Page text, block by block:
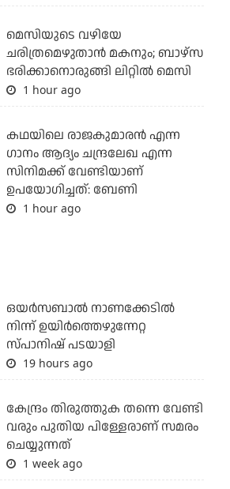
മെസിയുടെ വഴിയേ
ചരിത്രമെഴുതാന്‍ മകനും; ബാഴ്‌സ
ഭരിക്കാനൊരുങ്ങി ലിറ്റില്‍ മെസി
1 hour ago
കഥയിലെ രാജകുമാരൻ എന്ന
ഗാനം ആദ്യം ചന്ദ്രലേഖ എന്ന
സിനിമക്ക് വേണ്ടിയാണ്
ഉപയോഗിച്ചത്: ബേണി
1 hour ago
ഒയര്‍സബാൽ നാണക്കേടിൽ
നിന്ന് ഉയിർത്തെഴുന്നേറ്റ
സ്പാനിഷ് പടയാളി
19 hours ago
കേന്ദ്രം തിരുത്തുക തന്നെ വേണ്ടി
വരും പുതിയ പിള്ളേരാണ് സമരം
ചെയ്യുന്നത്
1 week ago